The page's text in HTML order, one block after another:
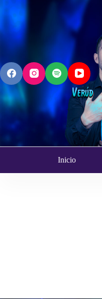
Saltar
contenido
Inicio